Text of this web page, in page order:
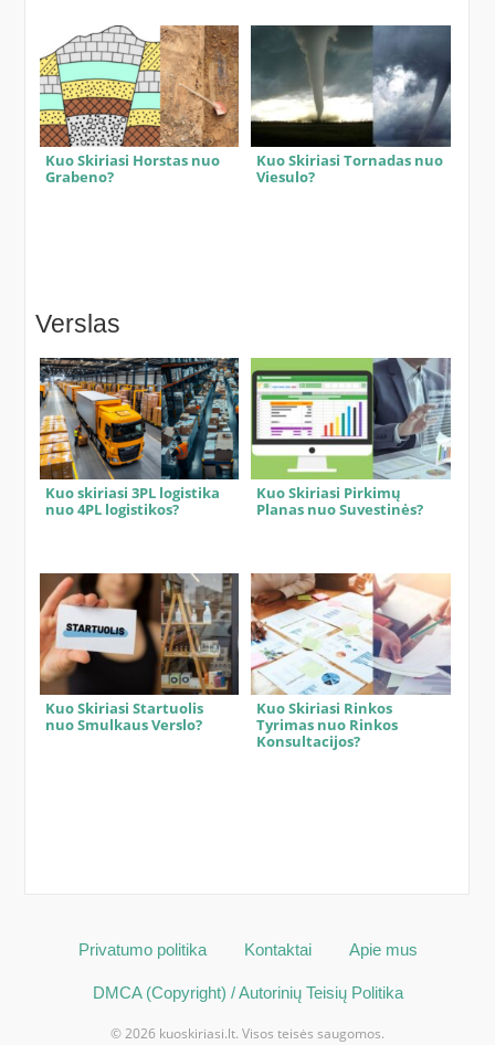
Kuo Skiriasi Horstas nuo
Grabeno?
Kuo Skiriasi Tornadas nuo
Viesulo?
Verslas
Kuo skiriasi 3PL logistika
nuo 4PL logistikos?
Kuo Skiriasi Pirkimų
Planas nuo Suvestinės?
Kuo Skiriasi Startuolis
nuo Smulkaus Verslo?
Kuo Skiriasi Rinkos
Tyrimas nuo Rinkos
Konsultacijos?
Privatumo politika Kontaktai Apie mus
DMCA (Copyright) / Autorinių Teisių Politika
© 2026 kuoskiriasi.lt. Visos teisės saugomos.